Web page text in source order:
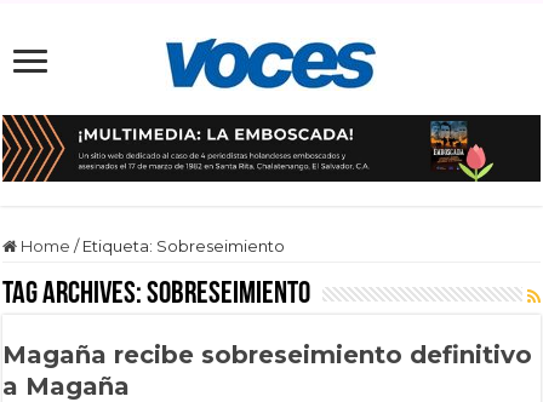
Home / Etiqueta: Sobreseimiento
Tag Archives:Sobreseimiento
Magaña recibe sobreseimiento definitivo
a Magaña